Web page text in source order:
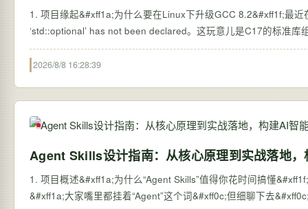
1. 项目缘起&#xff1a;为什么要在Linux下升级GCC 8.2&#xff1f;最
‘std::optional’ has not been declared。这玩意儿是C17的标准
2026/8/8 16:28:39
Agent Skills设计指南：从核心原理到实战落地，
1. 项目概述&#xff1a;为什么“Agent Skills”值得你花时间搞懂
&#xff1a;大家嘴里都挂着“Agent”这个词&#xff0c;但细聊下去